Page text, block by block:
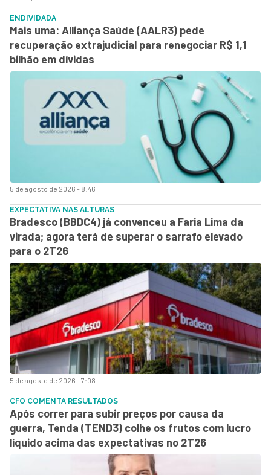
5 de agosto de 2026 - 8:46
ENDIVIDADA
Mais uma: Alliança Saúde (AALR3) pede
recuperação extrajudicial para renegociar R$ 1,1
bilhão em dívidas
5 de agosto de 2026 - 7:08
EXPECTATIVA NAS ALTURAS
Bradesco (BBDC4) já convenceu a Faria Lima da
virada; agora terá de superar o sarrafo elevado
para o 2T26
CFO COMENTA RESULTADOS
Após correr para subir preços por causa da
guerra, Tenda (TEND3) colhe os frutos com lucro
líquido acima das expectativas no 2T26